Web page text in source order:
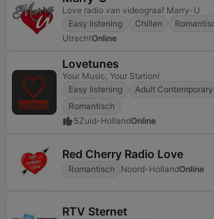
Love radio van videograaf Marry-U
Easy listening
Chillen
UtrechtOnline
Lovetunes
Your Music, Your Station!
Easy listening
Adult Contemporary
Romantisch
5Zuid-HollandOnline
Red Cherry Radio Love
Romantisch Noord-HollandOnline
RTV Sternet